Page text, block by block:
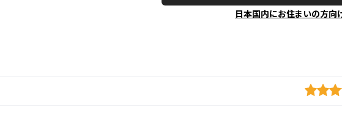
日本国内にお住まいの方向